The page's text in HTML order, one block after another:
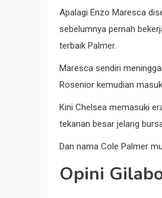
Apalagi Enzo Maresca
sebelumnya pernah
terbaik Palmer.
Maresca sendiri
Rosenior kemudian
Kini Chelsea memasuki
tekanan besar jelang
Dan nama Cole Palmer
Opini